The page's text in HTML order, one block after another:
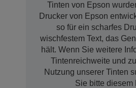
Tinten von Epson
Drucker von Epson
so für ein scharfes
wischfestem Text, das
hält. Wenn Sie weitere
Tintenreichweite und
Nutzung unserer Tinten
Sie bitte diesem